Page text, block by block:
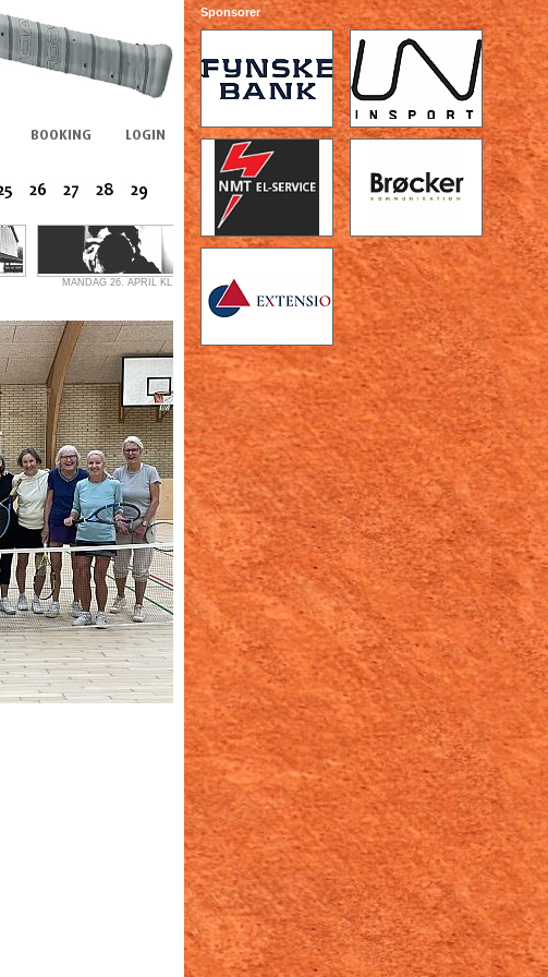
MANDAG 26. APRIL KL...
Sponsorer